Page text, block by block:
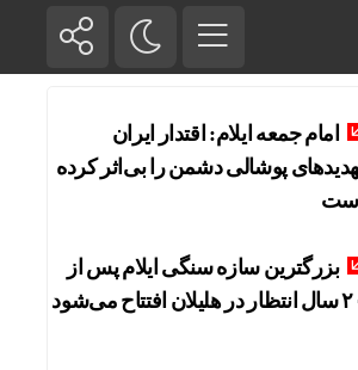
امام جمعه ایلام: اقتدار ایران
پوشالی دشمن را بی‌اثر کرده
است
بزرگترین سازه سنگی ایلام پس از
در هلیلان افتتاح می‌شود